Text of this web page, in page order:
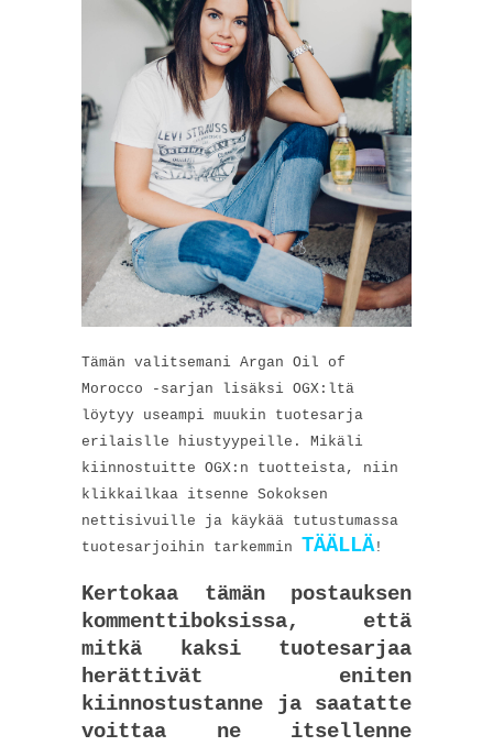
Tämän valitsemani Argan Oil of
Morocco -sarjan lisäksi OGX:ltä
löytyy useampi muukin tuotesarja
erilaislle hiustyypeille. Mikäli
kiinnostuitte OGX:n tuotteista, niin
klikkailkaa itsenne Sokoksen
nettisivuille ja käykää tutustumassa
tuotesarjoihin tarkemmin TÄÄLLÄ!
Kertokaa tämän postauksen
kommenttiboksissa, että
mitkä kaksi tuotesarjaa
herättivät eniten
kiinnostustanne ja saatatte
voittaa ne itsellenne